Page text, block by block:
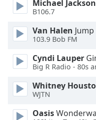
Opacity
Font
Size
Text
Edge
Style
Michael Jackson
B106.7
Van Halen Jump
103.9 Bob FM
Cyndi Lauper
Big R Radio - 80s
Whitney
WJTN
Oasis